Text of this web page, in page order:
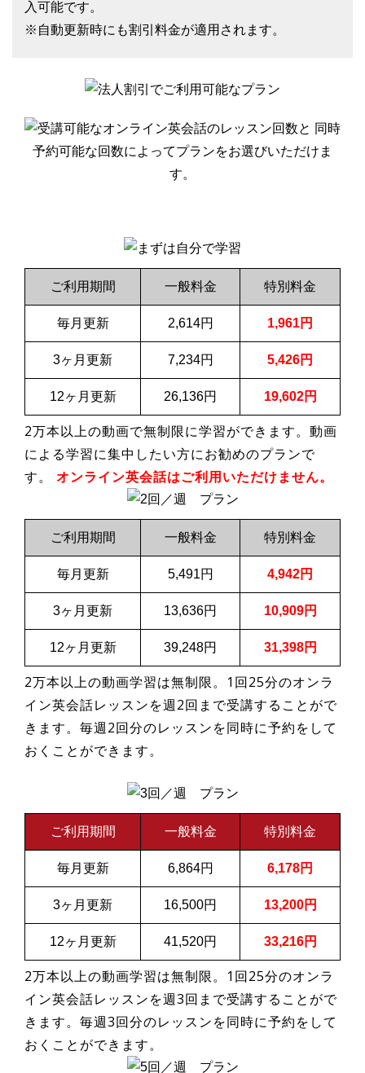
入可能です。
※自動更新時にも割引料金が適用されます。
ご利用期間 一般料金 特別料金
毎月更新 2,614円 1,961円
3ヶ月更新 7,234円 5,426円
12ヶ月更新 26,136円 19,602円
2万本以上の動画で無制限に学習ができます。動画
による学習に集中したい方にお勧めのプランで
す。 オンライン英会話はご利用いただけません。
ご利用期間 一般料金 特別料金
毎月更新 5,491円 4,942円
3ヶ月更新 13,636円 10,909円
12ヶ月更新 39,248円 31,398円
2万本以上の動画学習は無制限。1回25分のオンラ
イン英会話レッスンを週2回まで受講することがで
きます。毎週2回分のレッスンを同時に予約をして
おくことができます。
ご利用期間 一般料金 特別料金
毎月更新 6,864円 6,178円
3ヶ月更新 16,500円 13,200円
12ヶ月更新 41,520円 33,216円
2万本以上の動画学習は無制限。1回25分のオンラ
イン英会話レッスンを週3回まで受講することがで
きます。毎週3回分のレッスンを同時に予約をして
おくことができます。